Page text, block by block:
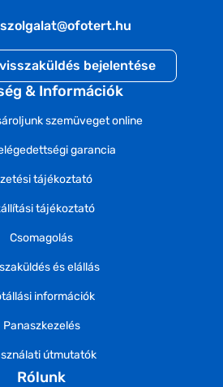
bejelentése
& Információk
szemüveget online
garancia
tájékoztató
tájékoztató
Csomagolás
és elállás
információk
Panaszkezelés
útmutatók
Rólunk